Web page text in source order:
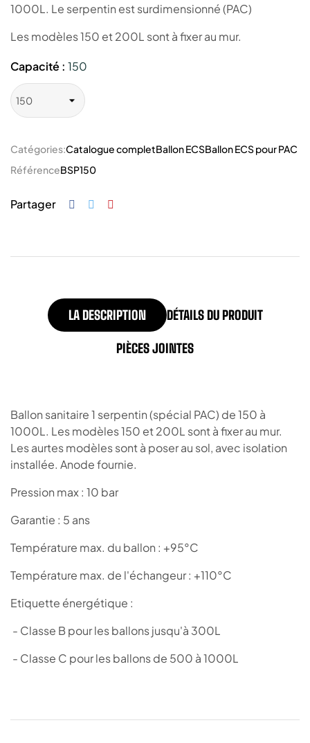
1000L. Le serpentin est surdimensionné (PAC)
Les modèles 150 et 200L sont à fixer au mur.
Capacité : 150
Catégories:Catalogue completBallon ECSBallon ECS pour PAC
RéférenceBSP150
Partager
LA DESCRIPTION DÉTAILS DU PRODUIT
PIÈCES JOINTES
Ballon sanitaire 1 serpentin (spécial PAC) de 150 à
1000L. Les modèles 150 et 200L sont à fixer au mur.
Les aurtes modèles sont à poser au sol, avec isolation
installée. Anode fournie.
Pression max : 10 bar
Garantie : 5 ans
Température max. du ballon : +95°C
Température max. de l'échangeur : +110°C
Etiquette énergétique :
- Classe B pour les ballons jusqu'à 300L
- Classe C pour les ballons de 500 à 1000L